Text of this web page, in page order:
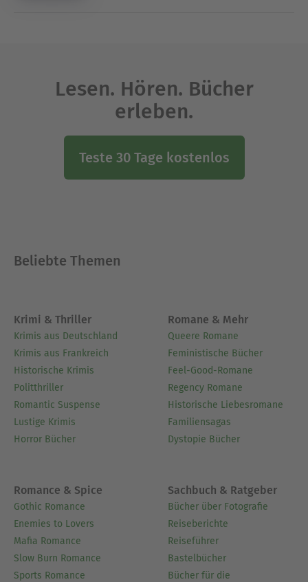
Lesen. Hören. Bücher
erleben.
Teste 30 Tage kostenlos
Beliebte Themen
Krimi & Thriller
Krimis aus Deutschland
Krimis aus Frankreich
Historische Krimis
Politthriller
Romantic Suspense
Lustige Krimis
Horror Bücher
Romane & Mehr
Queere Romane
Feministische Bücher
Feel-Good-Romane
Regency Romane
Historische Liebesromane
Familiensagas
Dystopie Bücher
Romance & Spice
Gothic Romance
Enemies to Lovers
Mafia Romance
Slow Burn Romance
Sports Romance
Sachbuch & Ratgeber
Bücher über Fotografie
Reiseberichte
Reiseführer
Bastelbücher
Bücher für die